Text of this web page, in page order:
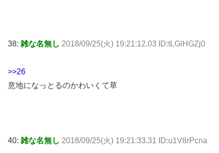
38: 雑な名無し 2018/09/25(火) 19:21:12.03 ID:tLGlHGZj0
>>26
意地になっとるのかわいくて草
40: 雑な名無し 2018/09/25(火) 19:21:33.31 ID:u1V8rPcna